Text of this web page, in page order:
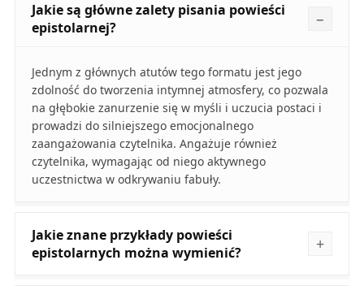
Jakie są główne zalety pisania powieści
epistolarnej?
Jednym z głównych atutów tego formatu jest jego
zdolność do tworzenia intymnej atmosfery, co pozwala
na głębokie zanurzenie się w myśli i uczucia postaci i
prowadzi do silniejszego emocjonalnego
zaangażowania czytelnika. Angażuje również
czytelnika, wymagając od niego aktywnego
uczestnictwa w odkrywaniu fabuły.
Jakie znane przykłady powieści
epistolarnych można wymienić?